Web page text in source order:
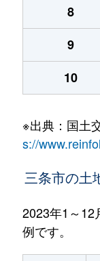
8
9
10
※出典：国土
s://
三条市の土
2023年1～12
例です。